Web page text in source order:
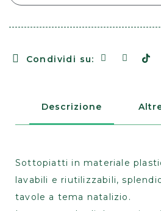
Condividi su:
Descrizione
Sottopiatti in materiale
lavabili e riutilizzabili,
tavole a tema natalizio.